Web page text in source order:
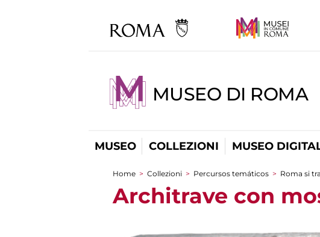
MUSEO DI ROMA
MUSEO COLLEZIONI MUSEO
You are here
Home > Collezioni > Percursos temáticos > Roma si
Architrave con